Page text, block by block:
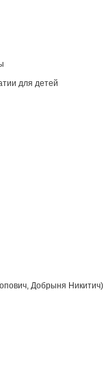
для детей
Добрыня Никитич)